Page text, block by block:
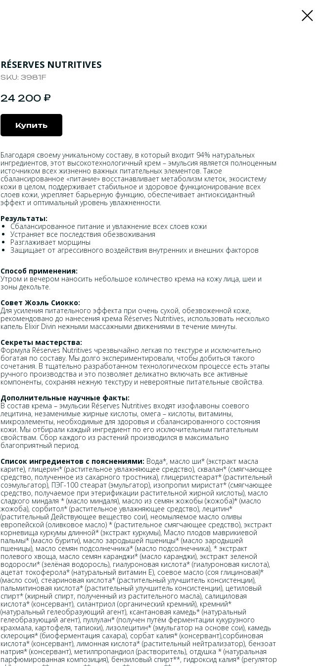
RÉSERVES NUTRITIVES
SKU: 3981F
24 200 ₽
Купить
Благодаря своему уникальному составу, в который входит 94% натуральных
ингредиентов, этот высокотехнологичный крем – эмульсия является полноценным
источником всех жизненно важных питательных элементов. Такое
сбалансированное «питание» восстанавливает метаболизм клеток, экосистему
кожи в целом, поддерживает стабильное и здоровое функционирование всех
слоев кожи, укрепляет барьерную функцию, обеспечивает антиоксидантный
эффект и оптимальный уровень увлажненности.
Результаты:
Сбалансированное питание и увлажнение всех слоев кожи
Устраняет все последствия обезвоживания
Разглаживает морщины
Защищает от агрессивного воздействия внутренних и внешних факторов
Способ применения:
Утром и вечером наносить небольшое количество крема на кожу лица, шеи и
зоны декольте.
Совет Жоэль Сиокко:
Для усиления питательного эффекта при очень сухой, обезвоженной коже,
рекомендовано до нанесения крема Réserves Nutritives, использовать несколько
капель Elixir Divin нежными массажными движениями в течение минуты.
Секреты мастерства:
Формула Réserves Nutritives чрезвычайно легкая по текстуре и исключительно
богатая по составу. Мы долго экспериментировали, чтобы добиться такого
сочетания. В тщательно разработанном технологическом процессе есть этапы
ручного производства и это позволяет деликатно включать все активные
компоненты, сохраняя нежную текстуру и невероятные питательные свойства.
Дополнительные научные факты:
В состав крема – эмульсии Réserves Nutritives входят изофлавоны соевого
лецитина, незаменимые жирные кислоты, омега – кислоты, витамины,
микроэлементы, необходимые для здоровья и сбалансированного состояния
кожи. Мы отбирали каждый ингредиент по его исключительным питательным
свойствам. Сбор каждого из растений производился в максимально
благоприятный период.
Список ингредиентов с пояснениями: Вода*, масло ши* (экстракт масла
карите), глицерин* (растительное увлажняющее средство), сквалан* (смягчающее
средство, полученное из сахарного тростника), глицерилстеарат* (растительный
соэмульгатор), ПЭГ-100 стеарат (эмульгатор), изопропил миристат* (смягчающее
средство, получаемое при этерификации растительной жирной кислоты), масло
сладкого миндаля * (масло миндаля), масло из семян жожобы (жожоба)* (масло
жожоба), сорбитол* (растительное увлажняющее средство), лецитин*
(растительный Действующее вещество сои), неомыляемое масло оливы
европейской (оливковое масло) * (растительное смягчающее средство), экстракт
корневища куркумы длинной* (экстракт куркумы), Масло плодов маврикиевой
пальмы* (масло бурити), масло зародышей пшеницы* (масло зародышей
пшеницы), масло семян подсолнечника* (масло подсолнечника), * экстракт
полевого хвоща, масло семян каранджи* (масло каранджи), экстракт зеленой
водоросли* (зелёная водоросль), гиалуроновая кислота* (гиалуроновая кислота),
ацетат токоферола* (натуральный витамин Е), соевое масло (соя глициновая)*
(масло сои), стеариновая кислота* (растительный улучшитель консистенции),
пальмитиновая кислота* (растительный улучшитель консистенции), цетиловый
спирт* (жирный спирт, полученный из растительного масла), салициловая
кислота* (консервант), силантриол (органический кремний), кремний*
(натуральный гелеобразующий агент), ксантановая камедь* (натуральный
гелеобразующий агент), пуллулан* (получен путём ферментации кукурузного
крахмала, картофеля, тапиоки), лизолецитин* (эмульгатор на основе сои), камедь
склероция* (биоферментация сахара), сорбат калия* (консервант),сорбиновая
кислота* (консервант), лимонная кислота* (растительный нейтрализатор), бензоат
натрия* (консервант), метилпропандиол (растворитель), отдушка * (натуральная
парфюмированная композиция), бензиловый спирт**, гидроксид калия* (регулятор